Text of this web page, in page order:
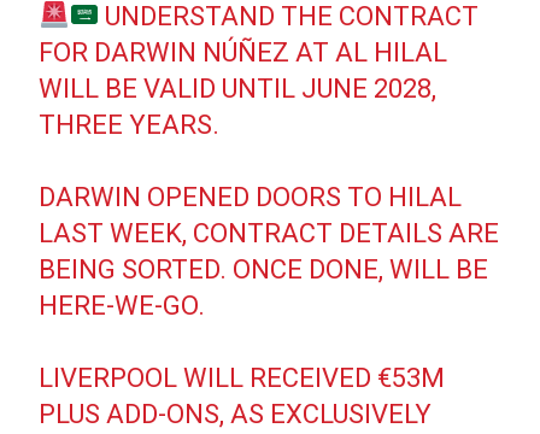
UNDERSTAND THE CONTRACT
FOR DARWIN NÚÑEZ AT AL HILAL
WILL BE VALID UNTIL JUNE 2028,
THREE YEARS.
DARWIN OPENED DOORS TO HILAL
LAST WEEK, CONTRACT DETAILS ARE
BEING SORTED. ONCE DONE, WILL BE
HERE-WE-GO.
LIVERPOOL WILL RECEIVED €53M
PLUS ADD-ONS, AS EXCLUSIVELY